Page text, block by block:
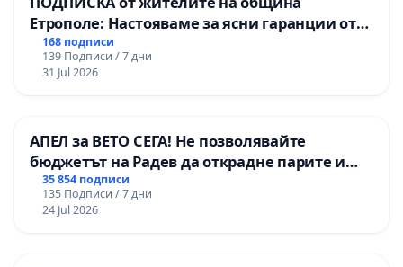
Етрополе: Настояваме за ясни гаранции от
“Елаците-МЕД” АД и от държавата, че ще се
изпълнят всички екологични норми!
168 подписи
139 Подписи / 7 дни
31 Jul 2026
АПЕЛ за ВЕТО СЕГА! Не позволявайте
бюджетът на Радев да открадне парите и
правата ни в тъмното
35 854 подписи
135 Подписи / 7 дни
24 Jul 2026